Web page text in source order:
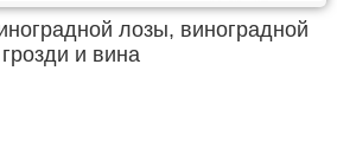
лозы, виноградной
грозди и вина